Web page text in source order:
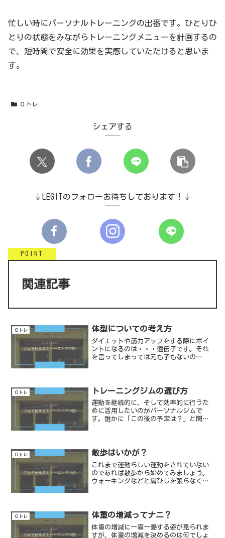
忙しい時にパーソナルトレーニングの出番です。ひとりひ
とりの状態をみながらトレーニングメニューを計画するの
で、短時間で安全に効果を実感していただけると思いま
す。
０トレ
シェアする
↓LEGITのフォローお待ちしております！↓
関連記事
０トレ 体型についての考え方
ダイエットや筋力アップをする際にポイ
ントになるのは・・・遺伝子です。それ
を言ってしまっては元も子もないの
いく必要があります。ま...
０トレ トレーニングジムの選び方
運動を継続的に、そして効率的に行うた
めに活用したいのがパーソナルジムで
す。誰かに「この後の予定は？」と聞か
際にいくつかの選択肢がある...
０トレ 散歩はいかが？
これまで運動らしい運動をされていない
のであれば散歩から始めてみましょう。
ウォーキングなどと肩ひじを張らなくて
がらゆっくりと歩いてみま...
０トレ 体重の増減ってナニ？
体重の増減に一喜一憂する姿が見られま
すが、体重の増減を決めるのは何でしょ